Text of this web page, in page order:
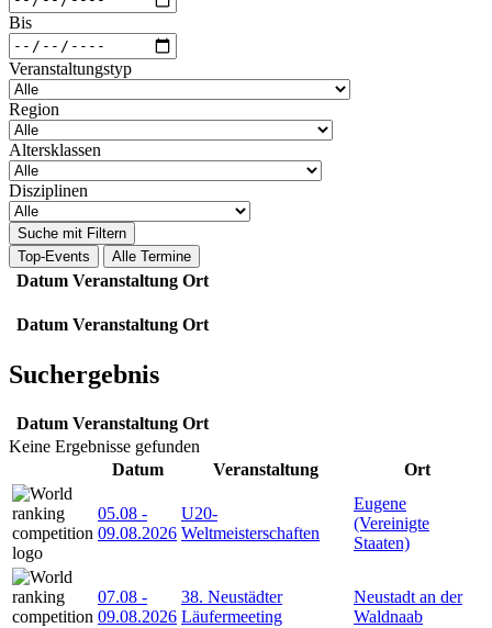
Bis
Veranstaltungstyp
Region
Altersklassen
Disziplinen
Suche mit Filtern
Top-Events
Alle Termine
Datum Veranstaltung Ort
Datum Veranstaltung Ort
Suchergebnis
Datum Veranstaltung Ort
Keine Ergebnisse gefunden
Datum
Veranstaltung Ort
05.08 -
09.08.2026
U20-
Weltmeisterschaften
Eugene
(Vereinigte
Staaten)
07.08 -
09.08.2026
38. Neustädter
Läufermeeting
Neustadt an der
Waldnaab